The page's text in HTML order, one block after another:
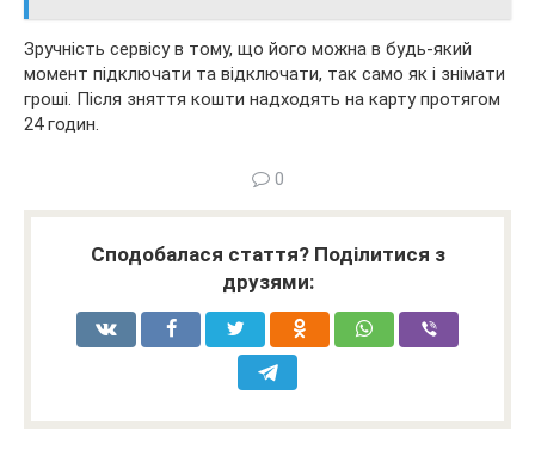
Зручність сервісу в тому, що його можна в будь-який
момент підключати та відключати, так само як і знімати
гроші. Після зняття кошти надходять на карту протягом
24 годин.
0
Сподобалася стаття? Поділитися з
друзями: